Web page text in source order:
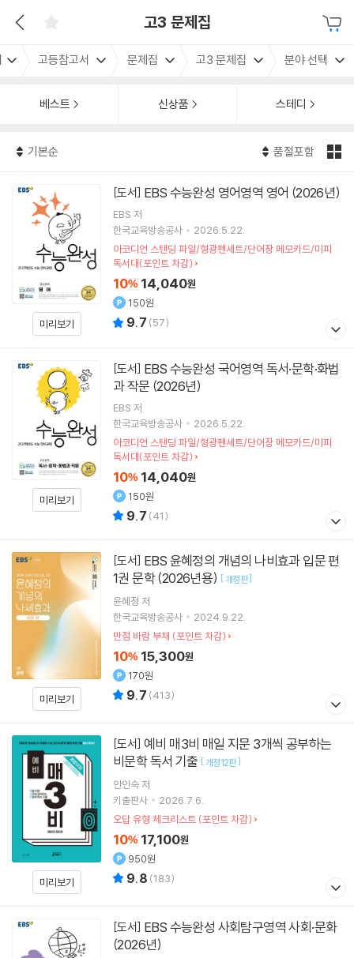
고3 문제집
고등참고서 문제집 고3 문제집 분야 선택
베스트 신상품 스테디
기본순 품절포함
미리보기
[도서] EBS 수능완성 영어영역 영어 (2026년)
EBS 저
한국교육방송공사
2026.5.22.
아코디언 스탠딩 파일/형광펜세트/단어장 메모카드/미피
독서대(포인트 차감)
10% 14,040원
150원
9.7 (57)
미리보기
[도서]
과 작문 (2026년)
EBS 저
한국교육방송공사
2026.5.22.
아코디언 스탠딩 파일/형광펜세트/단어장 메모카드/미피
독서대(포인트 차감)
10% 14,040원
150원
9.7 (41)
미리보기
[도서]
1권 문학 (2026년용) [개정판]
윤혜정 저
한국교육방송공사
2024.9.22.
만점 바람 부채 (포인트 차감)
10% 15,300원
170원
9.7 (413)
미리보기
[도서]
비문학 독서 기출 [개정12판]
안인숙저
키출판사
2026.7.6.
오답 유형 체크리스트 (포인트 차감)
10% 17,100원
950원
9.8 (183)
[도서]
(2026년)